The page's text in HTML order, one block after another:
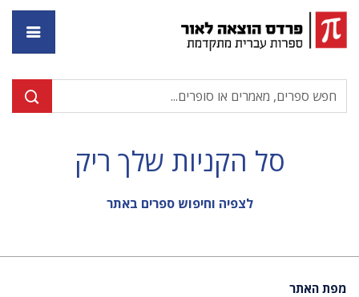
סל הקניות שלך ריק
לצפיה וחיפוש ספרים באתר
מפת האתר